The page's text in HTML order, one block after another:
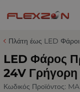
Πλάτη έως LED
LED Φάρος
24V
Κωδικός Προϊόντος: